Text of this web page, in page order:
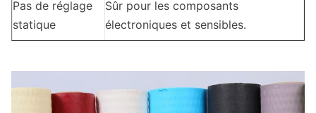
Pas de réglage
statique
Sûr pour les composants
électroniques et sensibles.